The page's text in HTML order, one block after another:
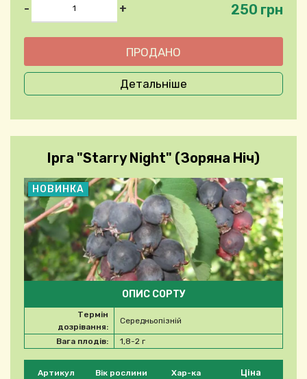
-
+ 250 грн
Детальніше
Ірга "Starry Night" (Зоряна Ніч)
НОВИНКА
Будь ласка, виберіть продукт
Артикул Вік рослини Хар-ка Ціна
ОПИС СОРТУ
Термін
дозрівання:
Середньопізній
Вага плодів: 1,8-2 г